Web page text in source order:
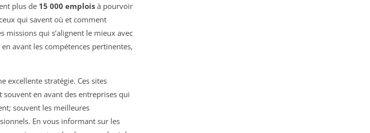
plus de 15 000 emplois à pourvoir
qui savent où et comment
missions qui s’alignent le mieux avec
avant les compétences pertinentes,
excellente stratégie. Ces sites
en avant des entreprises qui
souvent les meilleures
En vous informant sur les